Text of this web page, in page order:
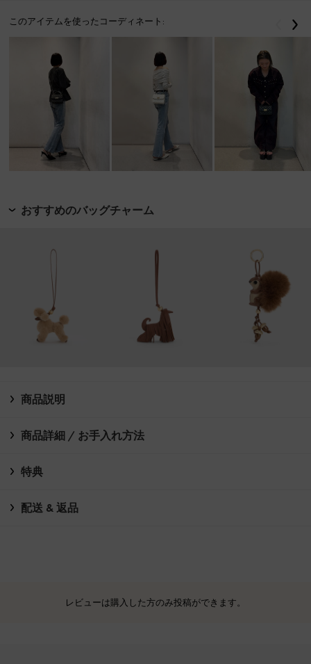
このアイテムを使ったコーディネート: 戻る
おすすめのバッグチャーム
商品説明
商品詳細 / お手入れ方法
特典
配送 & 返品
レビューは購入した方のみ投稿ができます。